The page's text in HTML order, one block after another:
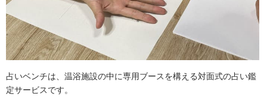
占いベンチは、温浴施設の中に専用ブースを構える対面式の占い鑑
定サービスです。